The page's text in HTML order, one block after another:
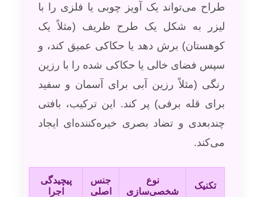
طراح می‌تواند یک آویز چوبی یا فلزی را با
لیزر به شکل یک طرح ظریف (مثلاً یک
کوهستان) برش دهد یا حکاکی عمیق کند، و
سپس فضای خالی یا حکاکی شده را با رزین
رنگی (مثلاً رزین آبی برای آسمان و سفید
برای قله برفی) پر کند. این ترکیب، بافتی
چندبعدی و تضاد بصری خیره‌کننده‌ای ایجاد
می‌کند.
تکنیک
نوع
شخصی‌سازی
جنس
اصلی
پیچیدگی
اجرا